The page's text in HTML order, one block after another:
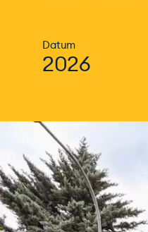
Datum
2026